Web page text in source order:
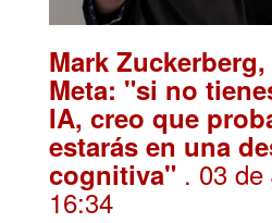
Mark
Meta: "si no
IA, creo que
estarás en una
cognitiva" . 03
16:34